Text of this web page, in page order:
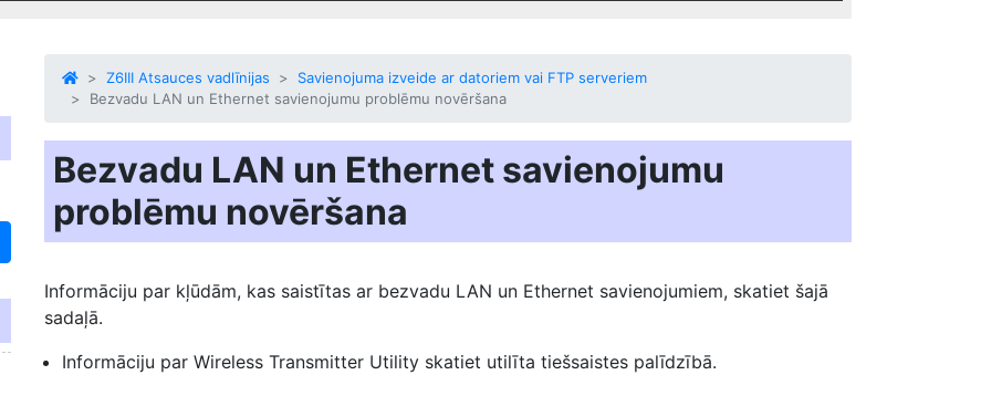
Z6III Atsauces vadlīnijas
Savienojuma izveide ar datoriem vai FTP serveriem
Bezvadu LAN un Ethernet savienojumu problēmu novēršana
Bezvadu LAN un Ethernet savienojumu
problēmu novēršana
Informāciju par kļūdām, kas saistītas ar bezvadu LAN un Ethernet savienojumiem, skatiet šajā
sadaļā.
Informāciju par Wireless Transmitter Utility skatiet utilīta tiešsaistes palīdzībā.